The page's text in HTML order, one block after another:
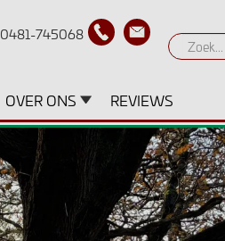
0481-745068
OVER ONS REVIEWS